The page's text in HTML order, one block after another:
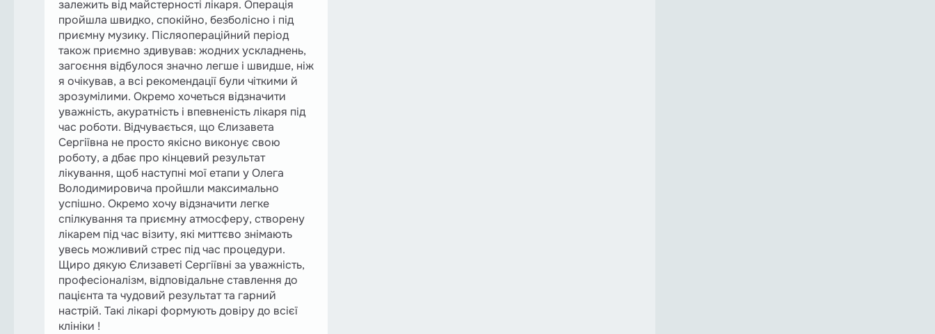
залежить від майстерності лікаря. Операція
пройшла швидко, спокійно, безболісно і під
приємну музику. Післяопераційний період
також приємно здивував: жодних ускладнень,
загоєння відбулося значно легше і швидше, ніж
я очікував, а всі рекомендації були чіткими й
зрозумілими. Окремо хочеться відзначити
уважність, акуратність і впевненість лікаря під
час роботи. Відчувається, що Єлизавета
Сергіївна не просто якісно виконує свою
роботу, а дбає про кінцевий результат
лікування, щоб наступні мої етапи у Олега
Володимировича пройшли максимально
успішно. Окремо хочу відзначити легке
спілкування та приємну атмосферу, створену
лікарем під час візиту, які миттєво знімають
увесь можливий стрес під час процедури.
Щиро дякую Єлизаветі Сергіївні за уважність,
професіоналізм, відповідальне ставлення до
пацієнта та чудовий результат та гарний
настрій. Такі лікарі формують довіру до всієї
клініки !